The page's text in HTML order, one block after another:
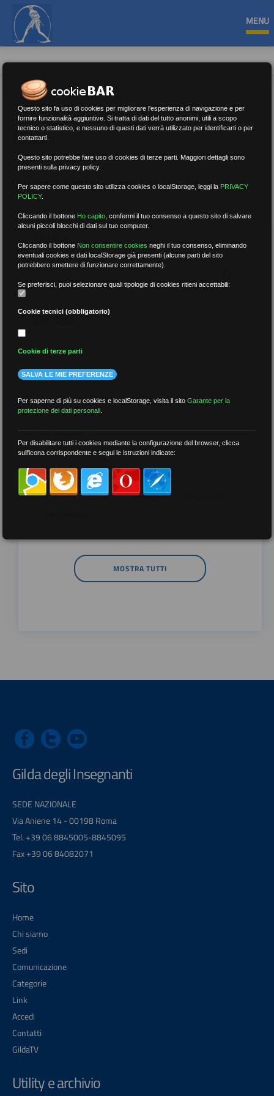
MENU
Estero
Nessun risultato.Rimuovi filtri
per data
più recenti
meno recenti
per tag
##DS ##FGU ##Gilda
MOSTRA TUTTI
Gilda degli Insegnanti
SEDE NAZIONALE
Via Aniene 14 - 00198 Roma
Tel. +39 06 8845005-8845095
Fax +39 06 84082071
Sito
Home
Chi siamo
Sedi
Comunicazione
Categorie
Link
Accedi
Contatti
GildaTV
Utility e archivio
Questo sito fa uso di cookies per migliorare l'esperienza di navigazione e per
fornire funzionalità aggiuntive. Si tratta di dati del tutto anonimi, utili a scopo
tecnico o statistico, e nessuno di questi dati verrà utilizzato per identificarti o per
contattarti.
Questo sito potrebbe fare uso di cookies di terze parti. Maggiori dettagli sono
presenti sulla privacy policy.
Per sapere come questo sito utilizza cookies o localStorage, leggi la PRIVACY
POLICY.
Cliccando il bottone Ho capito ,confermi il tuo consenso a questo sito di salvare
alcuni piccoli blocchi di dati sul tuo computer.
Cliccando il bottone Non consentire cookies neghi il tuo consenso, eliminando
eventuali cookies e dati localStorage già presenti (alcune parti del sito
potrebbero smettere di funzionare correttamente).
Se preferisci, puoi selezionare quali tipologie di cookies ritieni accettabili:
Cookie tecnici (obbligatorio)
Cookie di terze parti
SALVA LE MIE PREFERENZE
Per saperne di più su cookies e localStorage, visita il sitoGarante per la
protezione dei dati personali
Per disabilitare tutti i cookies mediante la configurazione del browser, clicca
sull'icona corrispondente e segui le istruzioni indicate: